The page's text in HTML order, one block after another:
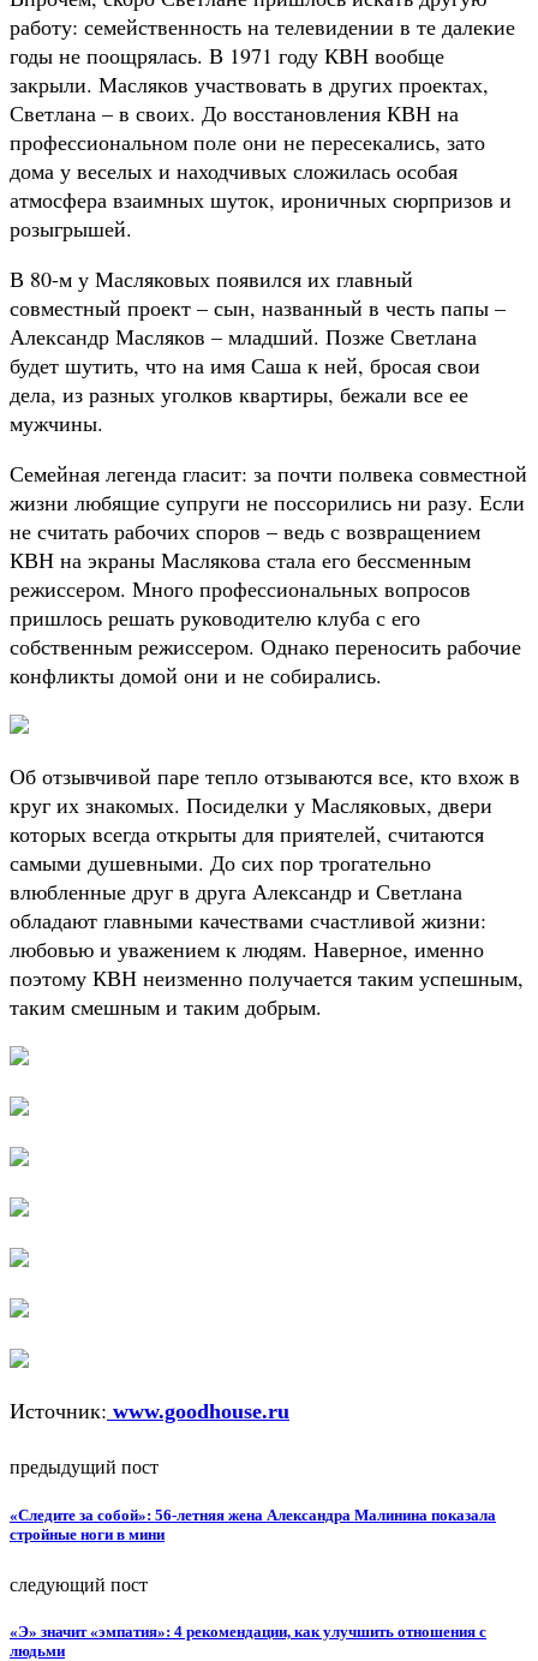
работу: семейственность на телевидении в те далекие
годы не поощрялась. В 1971 году КВН вообще
закрыли. Масляков участвовать в других проектах,
Светлана – в своих. До восстановления КВН на
профессиональном поле они не пересекались, зато
дома у веселых и находчивых сложилась особая
атмосфера взаимных шуток, ироничных сюрпризов и
розыгрышей.
В 80-м у Масляковых появился их главный
совместный проект – сын, названный в честь папы –
Александр Масляков – младший. Позже Светлана
будет шутить, что на имя Саша к ней, бросая свои
дела, из разных уголков квартиры, бежали все ее
мужчины.
Семейная легенда гласит: за почти полвека совместной
жизни любящие супруги не поссорились ни разу. Если
не считать рабочих споров – ведь с возвращением
КВН на экраны Маслякова стала его бессменным
режиссером. Много профессиональных вопросов
пришлось решать руководителю клуба с его
собственным режиссером. Однако переносить рабочие
конфликты домой они и не собирались.
Об отзывчивой паре тепло отзываются все, кто вхож в
круг их знакомых. Посиделки у Масляковых, двери
которых всегда открыты для приятелей, считаются
самыми душевными. До сих пор трогательно
влюбленные друг в друга Александр и Светлана
обладают главными качествами счастливой жизни:
любовью и уважением к людям. Наверное, именно
поэтому КВН неизменно получается таким успешным,
таким смешным и таким добрым.
Источник: www.goodhouse.ru
предыдущий пост
«Следите за собой»: 56-летняя жена Александра Малинина показала
стройные ноги в мини
следующий пост
«Э» значит «эмпатия»: 4 рекомендации, как улучшить отношения с
людьми